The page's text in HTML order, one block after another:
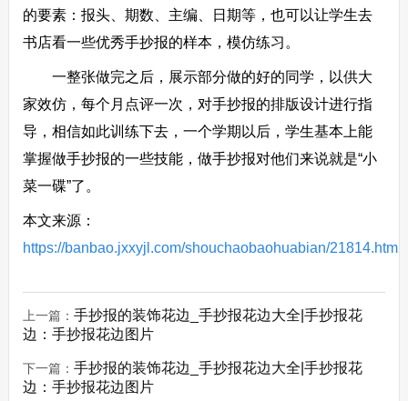
的要素：报头、期数、主编、日期等，也可以让学生去
书店看一些优秀手抄报的样本，模仿练习。
一整张做完之后，展示部分做的好的同学，以供大
家效仿，每个月点评一次，对手抄报的排版设计进行指
导，相信如此训练下去，一个学期以后，学生基本上能
掌握做手抄报的一些技能，做手抄报对他们来说就是“小
菜一碟”了。
本文来源：
https://banbao.jxxyjl.com/shouchaobaohuabian/21814.html
上一篇： 手抄报的装饰花边_手抄报花边大全|手抄报花
边：手抄报花边图片
下一篇： 手抄报的装饰花边_手抄报花边大全|手抄报花
边：手抄报花边图片